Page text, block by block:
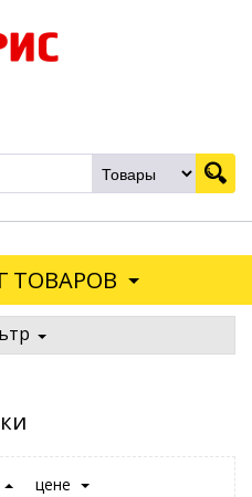
ТОВАРОВ
цене